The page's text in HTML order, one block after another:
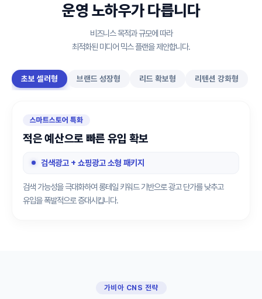
운영 노하우가 다릅니다
비즈니스 목적과 규모에 따라
최적화된 미디어 믹스 플랜을 제안합니다.
초보 셀러형 브랜드 성장형 리드 확보형 리텐션 강화형
스마트스토어 특화
적은 예산으로 빠른 유입 확보
검색광고 + 쇼핑광고 소형 패키지
검색 가능성을 극대화하여 롱테일 키워드 기반으로 광고 단가를 낮추고
유입을 폭발적으로 증대시킵니다.
가비아 CNS 전략